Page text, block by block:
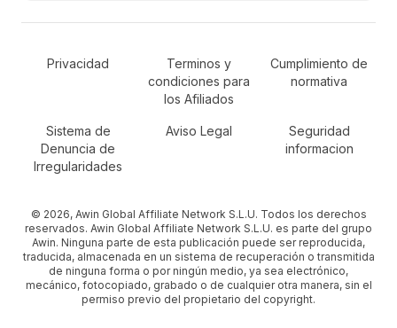
Secondary Footer Navigation
Privacidad
Terminos y
condiciones para
los Afiliados
Cumplimiento de
normativa
Sistema de
Denuncia de
Irregularidades
Aviso Legal
Seguridad
informacion
© 2026, Awin Global Affiliate Network S.L.U. Todos los derechos
reservados. Awin Global Affiliate Network S.L.U. es parte del grupo
Awin. Ninguna parte de esta publicación puede ser reproducida,
traducida, almacenada en un sistema de recuperación o transmitida
de ninguna forma o por ningún medio, ya sea electrónico,
mecánico, fotocopiado, grabado o de cualquier otra manera, sin el
permiso previo del propietario del copyright.